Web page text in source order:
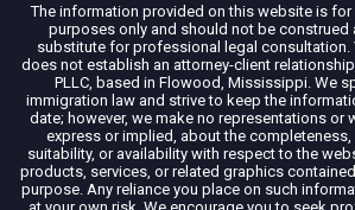
The information provided on this website is
purposes only and should not be construed
substitute for professional legal consultation.
does not establish an attorney-client
PLLC, based in Flowood, Mississippi. We
immigration law and strive to keep the
date; however, we make no representations or
express or implied, about the completeness,
suitability, or availability with respect to the
products, services, or related graphics
purpose. Any reliance you place on such